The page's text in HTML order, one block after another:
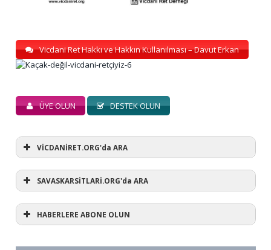
Vicdani Ret Hakkı ve Hakkın Kullanılması – Davut Erkan
ÜYE OLUN DESTEK OLUN
VİCDANİRET.ORG'da ARA
SAVASKARSİTLARİ.ORG'da ARA
HABERLERE ABONE OLUN